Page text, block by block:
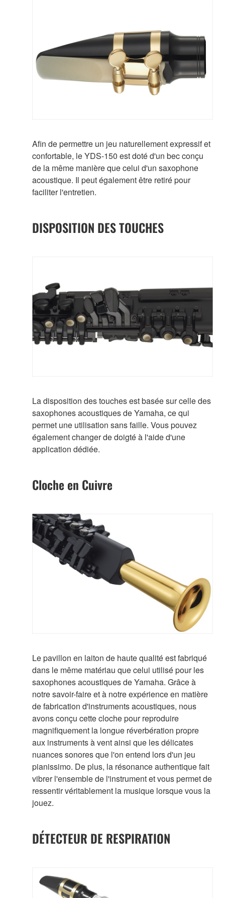
Afin de permettre un jeu naturellement expressif et
confortable, le YDS-150 est doté d'un bec conçu
de la même manière que celui d'un saxophone
acoustique. Il peut également être retiré pour
faciliter l'entretien.
DISPOSITION DES TOUCHES
La disposition des touches est basée sur celle des
saxophones acoustiques de Yamaha, ce qui
permet une utilisation sans faille. Vous pouvez
également changer de doigté à l'aide d'une
application dédiée.
Cloche en Cuivre
Le pavillon en laiton de haute qualité est fabriqué
dans le même matériau que celui utilisé pour les
saxophones acoustiques de Yamaha. Grâce à
notre savoir-faire et à notre expérience en matière
de fabrication d'instruments acoustiques, nous
avons conçu cette cloche pour reproduire
magnifiquement la longue réverbération propre
aux instruments à vent ainsi que les délicates
nuances sonores que l'on entend lors d'un jeu
pianissimo. De plus, la résonance authentique fait
vibrer l'ensemble de l'instrument et vous permet de
ressentir véritablement la musique lorsque vous la
jouez.
DÉTECTEUR DE RESPIRATION